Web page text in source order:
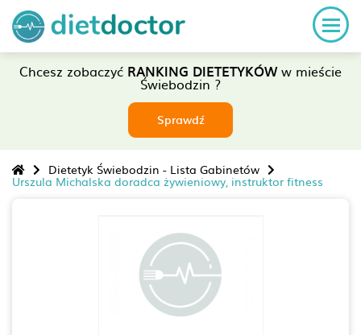
Chcesz zobaczyć RANKING DIETETYKÓWw mieście
Świebodzin ?
Sprawdź
Dietetyk Świebodzin - Lista Gabinetów
Urszula Michalska doradca żywieniowy, instruktor fitness